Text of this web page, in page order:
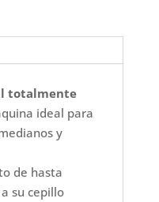
totalmente
ideal para
y
de hasta
su cepillo